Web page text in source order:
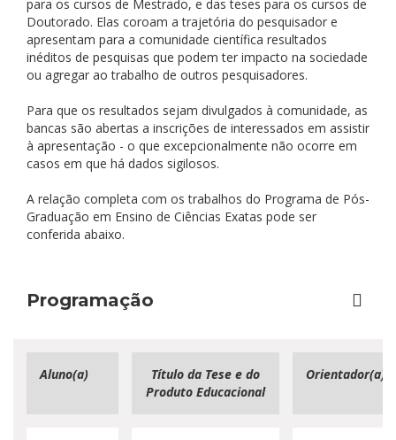
para os cursos de Mestrado, e das teses para os cursos de
Doutorado. Elas coroam a trajetória do pesquisador e
apresentam para a comunidade científica resultados
inéditos de pesquisas que podem ter impacto na sociedade
ou agregar ao trabalho de outros pesquisadores.
Para que os resultados sejam divulgados à comunidade, as
bancas são abertas a inscrições de interessados em assistir
à apresentação - o que excepcionalmente não ocorre em
casos em que há dados sigilosos.
A relação completa com os trabalhos do Programa de Pós-
Graduação em Ensino de Ciências Exatas pode ser
conferida abaixo.
Programação
Aluno(a)
Título da Tese e do
Produto Educacional
Orientador(a)